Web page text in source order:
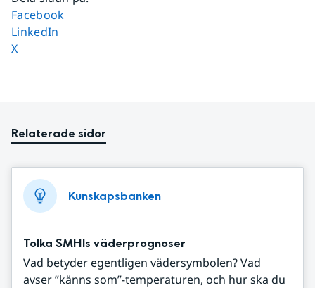
Dela sidan på
Facebook
Dela sidan på
LinkedIn
Dela sidan på
X
Relaterade sidor
Kunskapsbanken
Tolka SMHIs väderprognoser
Vad betyder egentligen vädersymbolen? Vad
avser ”känns som”-temperaturen, och hur ska du